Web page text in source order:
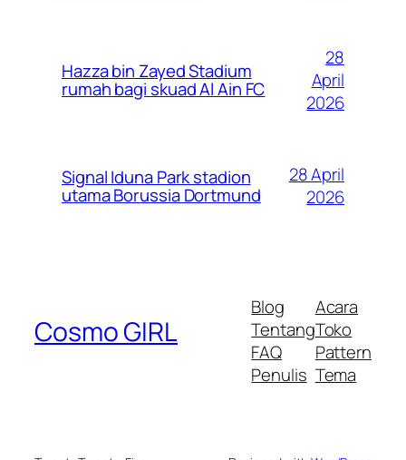
Hazza bin Zayed Stadium
rumah bagi skuad Al Ain FC
28
April
2026
Signal Iduna Park stadion
utama Borussia Dortmund
28 April
2026
Cosmo GIRL
Blog
Tentang
FAQ
Penulis
Acara
Toko
Pattern
Tema